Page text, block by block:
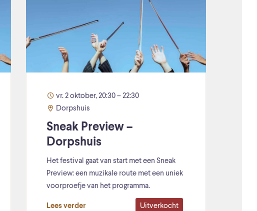
vr. 2 oktober, 20:30 – 22:30
Dorpshuis
Sneak Preview –
Dorpshuis
Het festival gaat van start met een Sneak
Preview: een muzikale route met een uniek
voorproefje van het programma.
Lees verder Uitverkocht